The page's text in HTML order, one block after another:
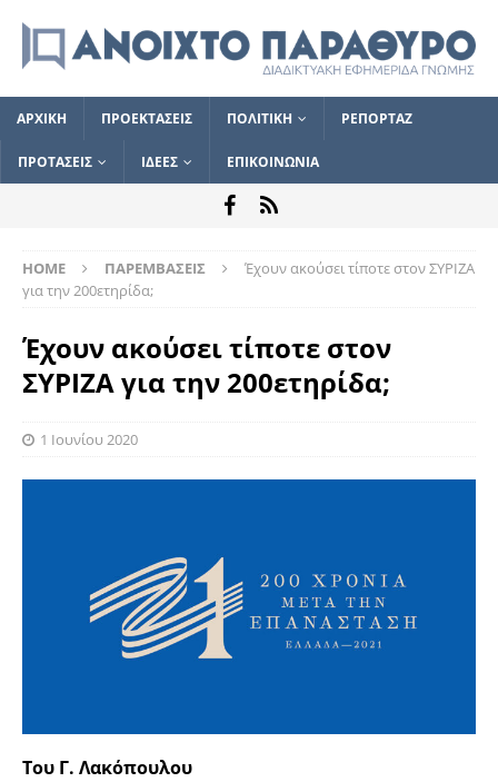
ΑΡΧΙΚΗ ΠΡΟΕΚΤΑΣΕΙΣ ΠΟΛΙΤΙΚΗ ΡΕΠΟΡΤΑΖ
ΠΡΟΤΑΣΕΙΣ ΙΔΕΕΣ ΕΠΙΚΟΙΝΩΝΙΑ
HOME ΠΑΡΕΜΒΑΣΕΙΣ
Έχουν ακούσει τίποτε στον ΣΥΡΙΖΑ
για την 200ετηρίδα;
Έχουν ακούσει τίποτε στον
ΣΥΡΙΖΑ για την 200ετηρίδα;
1 Ιουνίου 2020
Του Γ. Λακόπουλου